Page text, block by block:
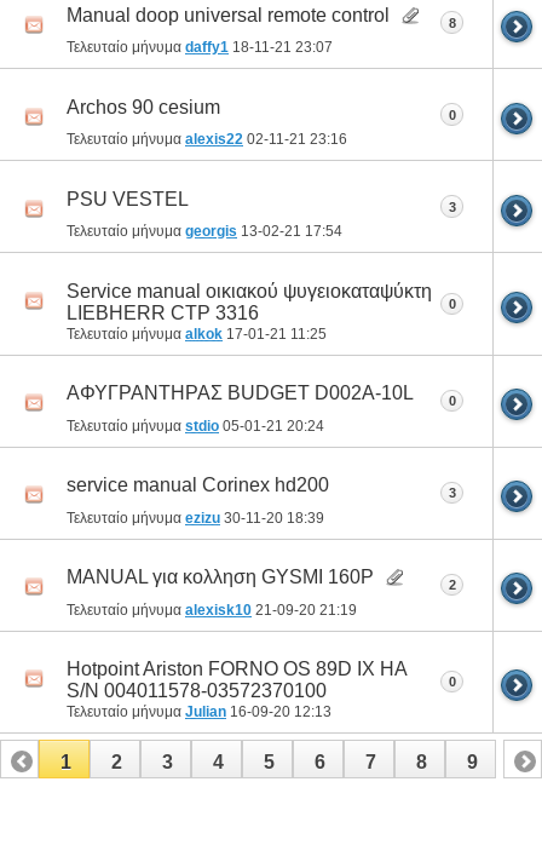
Manual doop universal remote control
Τελευταίο μήνυμα daffy1 18-11-21 23:07
8
Archos 90 cesium
Τελευταίο μήνυμα alexis22 02-11-21 23:16
0
PSU VESTEL
Τελευταίο μήνυμα georgis 13-02-21 17:54
3
Service manual οικιακού ψυγειοκαταψύκτη
LIEBHERR CTP 3316
Τελευταίο μήνυμα alkok 17-01-21 11:25
0
ΑΦΥΓΡΑΝΤΗΡΑΣ BUDGET D002A-10L
Τελευταίο μήνυμα stdio 05-01-21 20:24
0
service manual Corinex hd200
Τελευταίο μήνυμα ezizu 30-11-20 18:39
3
MANUAL για κολληση GYSMI 160P
Τελευταίο μήνυμα alexisk10 21-09-20 21:19
2
Hotpoint Ariston FORNO OS 89D IX HA
S/N 004011578-03572370100
Τελευταίο μήνυμα Julian 16-09-20 12:13
0
1 2 3 4 5 6 7 8 9